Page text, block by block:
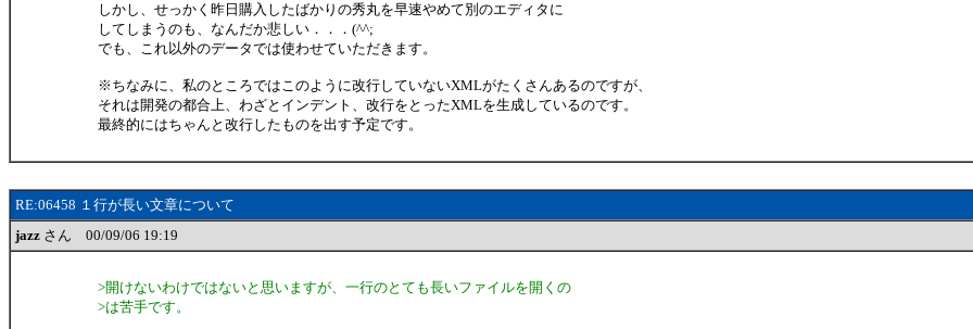
しかし、せっかく昨日購入したばかりの秀丸を早速やめて別のエディタに
してしまうのも、なんだか悲しい．．．(^^;
でも、これ以外のデータでは使わせていただきます。
※ちなみに、私のところではこのように改行していないXMLがたくさんあるのですが、
それは開発の都合上、わざとインデント、改行をとったXMLを生成しているのです。
最終的にはちゃんと改行したものを出す予定です。
RE:06458 １行が長い文章について
jazz さん 00/09/06 19:19
>開けないわけではないと思いますが、一行のとても長いファイルを開くの
>は苦手です。